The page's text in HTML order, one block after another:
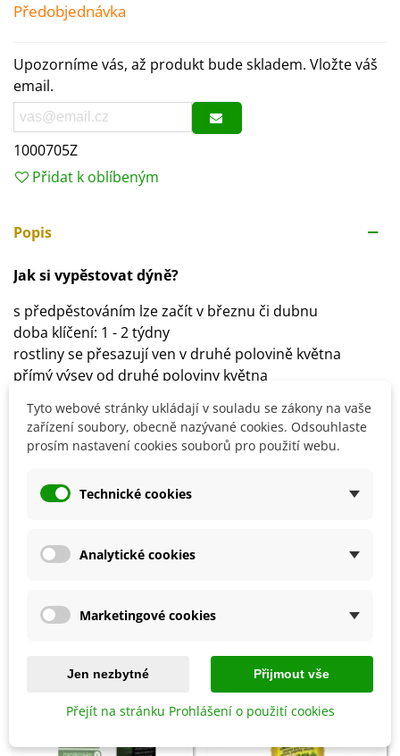
Předobjednávka
Upozorníme vás, až produkt bude skladem. Vložte váš
email.
1000705Z
Přidat k oblíbeným
Popis
Jak si vypěstovat dýně?
s předpěstováním lze začít v březnu či dubnu
doba klíčení: 1 - 2 týdny
rostliny se přesazují ven v druhé polovině května
přímý výsev od druhé poloviny května
stanoviště: slunečné, chráněné před větrem
půda: hlinitá, humózní, s dostatečnou zálivkou
Tyto webové stránky ukládají v souladu se zákony na vaše
zařízení soubory, obecně nazývané cookies. Odsouhlaste
prosím nastavení cookies souborů pro použití webu.
Technické cookies
Analytické cookies
Marketingové cookies
Jen nezbytné Přijmout vše
Přejít na stránku Prohlášení o použití cookies